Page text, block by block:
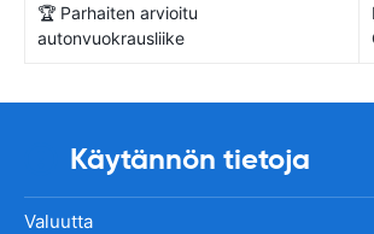
🏆 Parhaiten arvioitu
autonvuokrausliike
Käytännön tietoja
Valuutta